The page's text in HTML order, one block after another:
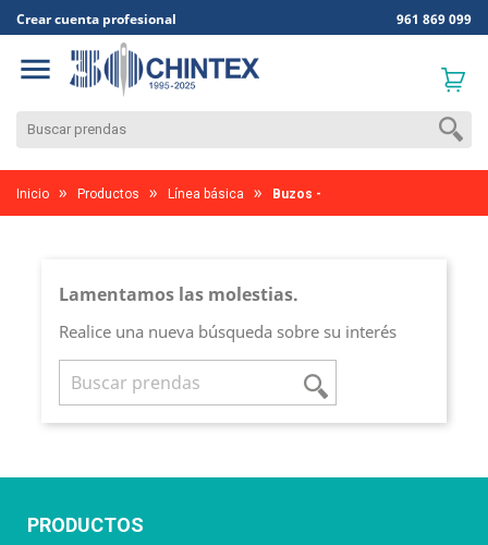
Crear cuenta profesional 961 869 099

Inicio Productos Línea básica Buzos -
Lamentamos las molestias.
Realice una nueva búsqueda sobre su interés
PRODUCTOS